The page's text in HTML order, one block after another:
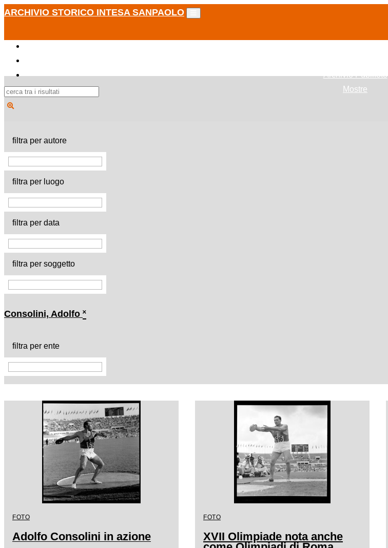
ARCHIVIO STORICO INTESA SANPAOLO
Archivio Publifoto
Mostre
filtra per autore
filtra per luogo
filtra per data
filtra per soggetto
Consolini, Adolfo ˟
filtra per ente
FOTO
Adolfo Consolini in azione
FOTO
XVII Olimpiade nota anche